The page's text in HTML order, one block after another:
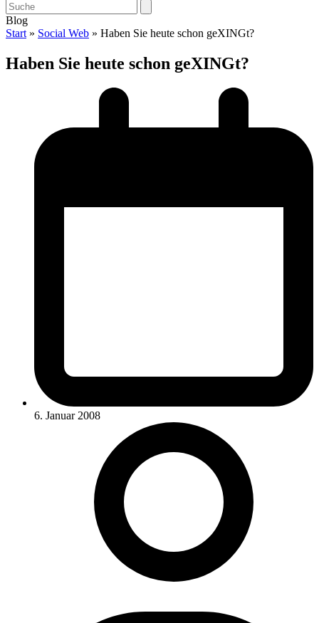
Open
mobile
menu
Close
mobile
menu
Search
Blog
Start » Social Web » Haben Sie heute schon geXINGt?
Haben Sie heute schon geXINGt?
6. Januar 2008